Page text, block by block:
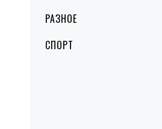
РАЗНОЕ
СПОРТ